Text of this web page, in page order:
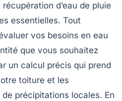
d’eau de pluie
essentielles. Tout
vos besoins en eau
que vous souhaitez
un calcul précis qui prend
toiture et les
précipitations locales. En